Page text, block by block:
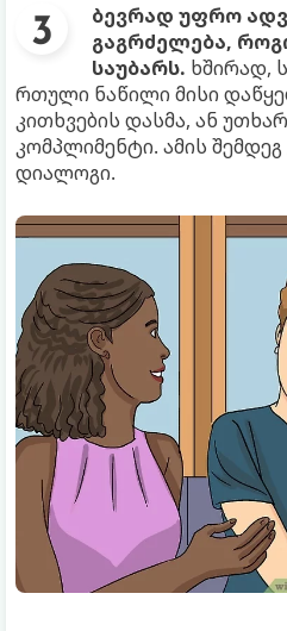
ბევრად უფრო
გაგრძელება,
საუბარს. ხშირად,
რთული ნაწილი მისი
კითხვების დასმა, ან
კომპლიმენტი. ამის
დიალოგი.